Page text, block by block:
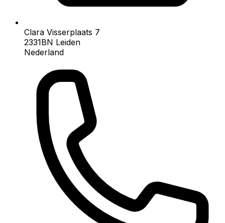
Clara Visserplaats 7
2331BN Leiden
Nederland